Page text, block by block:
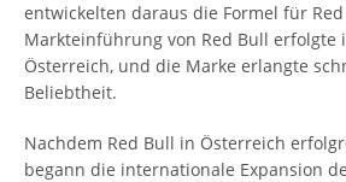
entwickelten daraus die Formel für
Markteinführung von Red Bull erfolgte
Österreich, und die Marke erlangte
Beliebtheit.
Nachdem Red Bull in Österreich
begann die internationale Expansion